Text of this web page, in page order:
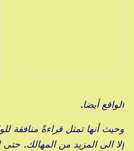
الواقع أيضا.
وحيث أنها تمثل قراءةً منافقة
إلا الى المزيد من المهالك. حتى